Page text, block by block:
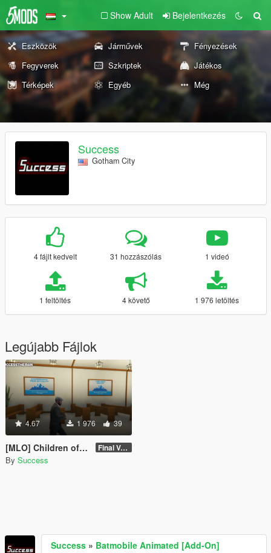
Show Adult Bejelentkezés
Eszközök Járművek
Fényezések
Fegyverek
Szkriptek
Játékos
Térképek
Egyéb Még
Success
Gotham City
4 fájlt kedvelt 31 hozzászólás 1 videó
1 feltöltés 4 követő 1 976 letöltés
Legújabb Fájlok
4.67 1 976 39
[MLO] Children of The Mountain Fellowship Temple Interior [Add-On SP / FiveM] Final Version - SP
By Success
Success » Batmobile Animated [Add-On]